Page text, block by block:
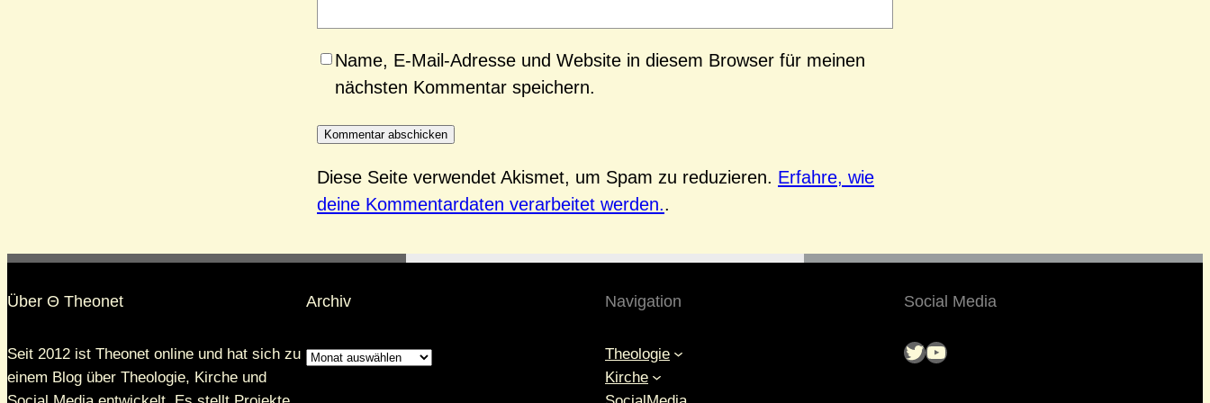
Name, E-Mail-Adresse und Website in diesem Browser für meinen
nächsten Kommentar speichern.
Diese Seite verwendet Akismet, um Spam zu reduzieren. Erfahre, wie
deine Kommentardaten verarbeitet werden..
Über Θ Theonet
Seit 2012 ist Theonet online und hat sich zu
einem Blog über Theologie, Kirche und
Archiv Navigation
Theologie
Kirche
Social Media
Twitter YouTube